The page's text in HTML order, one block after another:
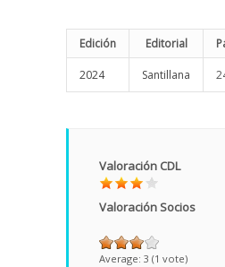
Edición Editorial
2024 Santillana
Valoración CDL
Valoración Socios
Average: 3 (1 vote)